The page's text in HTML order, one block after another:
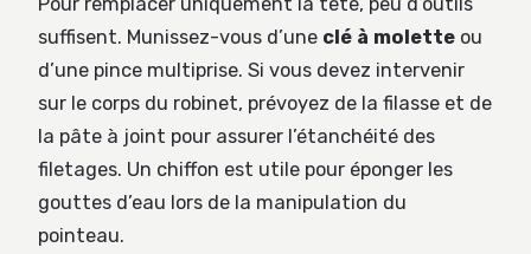
suffisent. Munissez-vous d’une clé à molette ou
d’une pince multiprise. Si vous devez intervenir
sur le corps du robinet, prévoyez de la filasse et de
la pâte à joint pour assurer l’étanchéité des
filetages. Un chiffon est utile pour éponger les
gouttes d’eau lors de la manipulation du
pointeau.